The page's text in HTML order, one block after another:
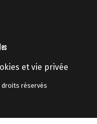
et vie privée
droits réservés